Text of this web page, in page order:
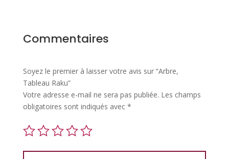
Commentaires
Soyez le premier à laisser votre avis sur “Arbre,
Tableau Raku”
Votre adresse e-mail ne sera pas publiée. Les champs
obligatoires sont indiqués avec *